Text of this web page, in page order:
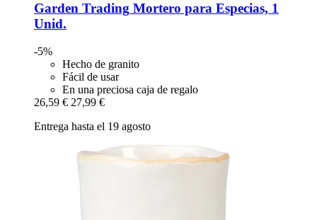
Garden Trading Mortero para Especias, 1
Unid.
-5%
Hecho de granito
Fácil de usar
En una preciosa caja de regalo
26,59 € 27,99 €
Entrega hasta el 19 agosto